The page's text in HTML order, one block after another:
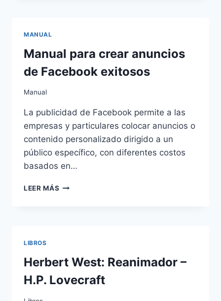
VERNE
MANUAL
Manual para crear anuncios
de Facebook exitosos
Manual
La publicidad de Facebook permite a las
empresas y particulares colocar anuncios o
contenido personalizado dirigido a un
público específico, con diferentes costos
basados en…
LEER MÁS MANUAL
LIBROS
Herbert West: Reanimador –
H.P. Lovecraft